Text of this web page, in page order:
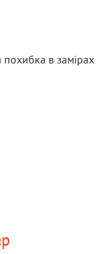
в замірах